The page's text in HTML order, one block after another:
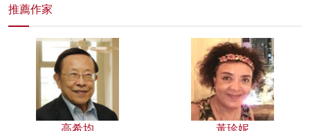
推薦作家
高希均 黃珍妮